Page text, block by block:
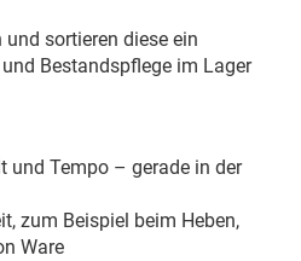
und sortieren diese ein
Bestandspflege im Lager
und Tempo – gerade in der
zum Beispiel beim Heben,
Ware